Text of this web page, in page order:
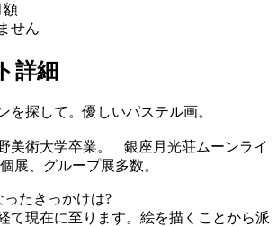
額
せん
詳細
を探して。優しいパステル画。
美術大学卒業。 銀座月光荘ムーンライ
展、グループ展多数。
たきっかけは?
て現在に至ります。絵を描くことから派